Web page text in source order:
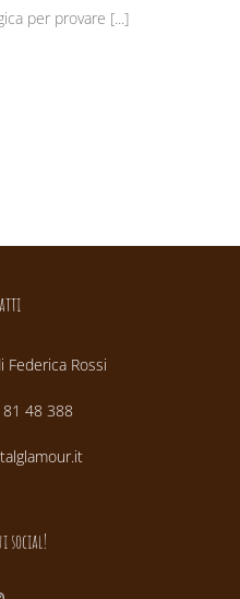
per provare [...]
Federica Rossi
48 388
social!